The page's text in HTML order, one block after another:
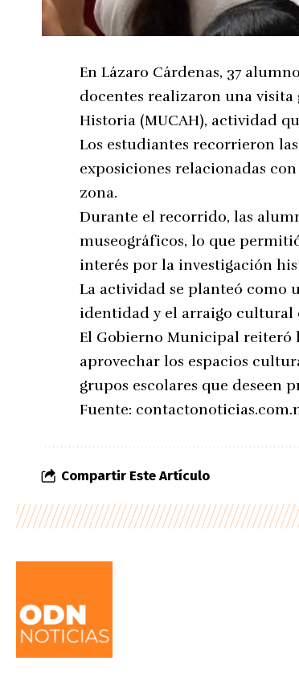
En Lázaro Cárdenas, 37
docentes realizaron una
Historia (MUCAH), actividad
Los estudiantes recorrieron
exposiciones relacionadas
zona.
Durante el recorrido, las
museográficos, lo que
interés por la investigación
La actividad se planteó como
identidad y el arraigo cultural
El Gobierno Municipal reiteró
aprovechar los espacios
grupos escolares que deseen
Fuente:
Compartir Este Artículo